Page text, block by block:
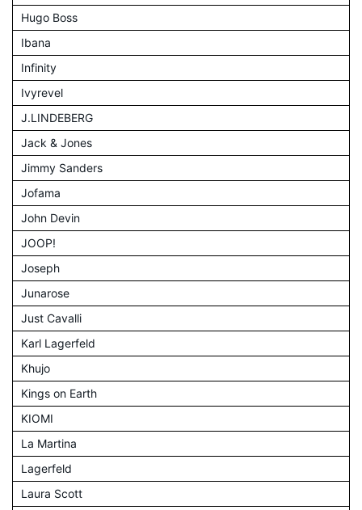
Hugo Boss
Ibana
Infinity
Ivyrevel
J.LINDEBERG
Jack & Jones
Jimmy Sanders
Jofama
John Devin
JOOP!
Joseph
Junarose
Just Cavalli
Karl Lagerfeld
Khujo
Kings on Earth
KIOMI
La Martina
Lagerfeld
Laura Scott